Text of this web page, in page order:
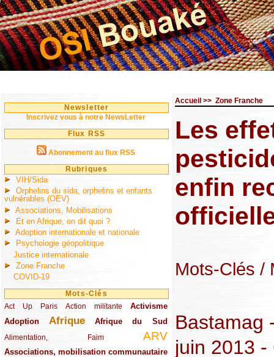
Newsletter
Inscrivez vous à notre NewsLetter
Flux RSS
Abonnement au flux RSS
Rubriques
VIH/Sida
Orphelins du sida, orphelins et enfants
vulnérables (OEV)
Associations, Mobilisations
Et en Afrique, on dit quoi ?
Adoption internationale et nationale
Psychologie géopolitique
Justice internationale
Zone Franche
COVID-19
Mots-Clés
Act Up Paris
(49/289) Action militante
(32/289) Activisme
(73/289)
Adoption
(82/289) Afrique
(161/289) Afrique du Sud
(73/289)
Alimentation, Faim
(48/289) ARV
(203/289)
Associations, mobilisation communautaire
(65/289)
Accueil >> Zone Franche
Les
enfin
Mots-Clés /
Bastamag
juin 2013 -